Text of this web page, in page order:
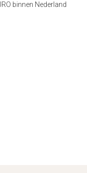
binnen Nederland